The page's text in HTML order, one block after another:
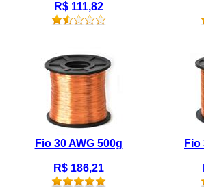
R$ 111,82
Fio 30 AWG 500g
R$ 186,21
Fio